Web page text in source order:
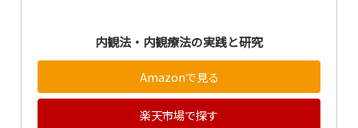
内観法・内観療法の実践と研究
Amazonで見る
楽天市場で探す